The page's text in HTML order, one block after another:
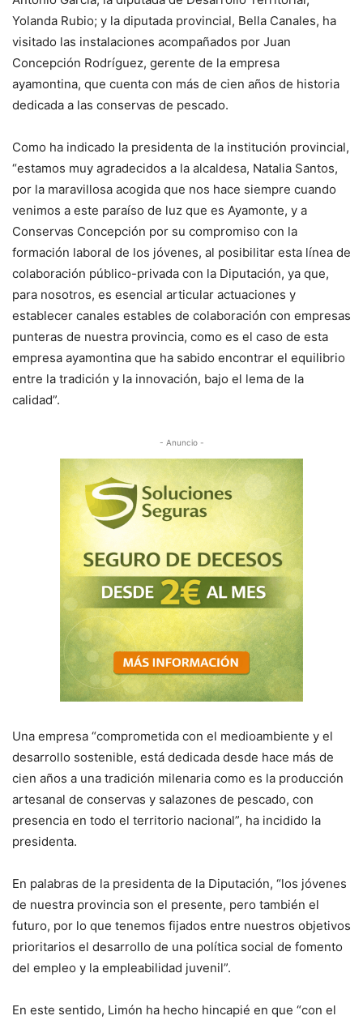
Yolanda Rubio; y la diputada provincial, Bella Canales, ha
visitado las instalaciones acompañados por Juan
Concepción Rodríguez, gerente de la empresa
ayamontina, que cuenta con más de cien años de historia
dedicada a las conservas de pescado.
Como ha indicado la presidenta de la institución provincial,
“estamos muy agradecidos a la alcaldesa, Natalia Santos,
por la maravillosa acogida que nos hace siempre cuando
venimos a este paraíso de luz que es Ayamonte, y a
Conservas Concepción por su compromiso con la
formación laboral de los jóvenes, al posibilitar esta línea de
colaboración público-privada con la Diputación, ya que,
para nosotros, es esencial articular actuaciones y
establecer canales estables de colaboración con empresas
punteras de nuestra provincia, como es el caso de esta
empresa ayamontina que ha sabido encontrar el equilibrio
entre la tradición y la innovación, bajo el lema de la
calidad”.
- Anuncio -
Una empresa “comprometida con el medioambiente y el
desarrollo sostenible, está dedicada desde hace más de
cien años a una tradición milenaria como es la producción
artesanal de conservas y salazones de pescado, con
presencia en todo el territorio nacional”, ha incidido la
presidenta.
En palabras de la presidenta de la Diputación, “los jóvenes
de nuestra provincia son el presente, pero también el
futuro, por lo que tenemos fijados entre nuestros objetivos
prioritarios el desarrollo de una política social de fomento
del empleo y la empleabilidad juvenil”.
En este sentido, Limón ha hecho hincapié en que “con el